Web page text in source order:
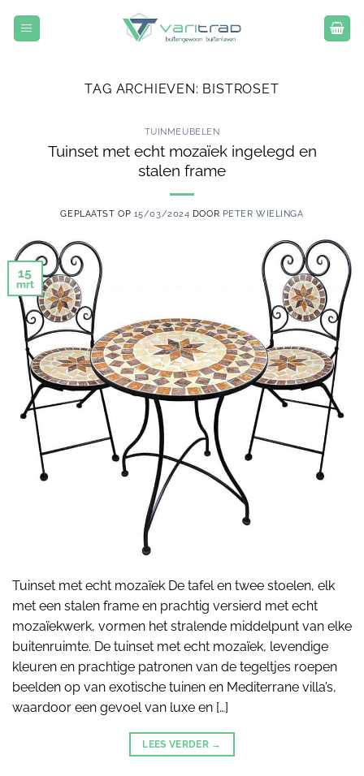
naar
TAG ARCHIEVEN: BISTROSET
TUINMEUBELEN
Tuinset met echt mozaïek ingelegd en
stalen frame
GEPLAATST OP 15/03/2024 DOOR PETER WIELINGA
15
mrt
Tuinset met echt mozaïek De tafel en twee stoelen, elk
met een stalen frame en prachtig versierd met echt
mozaïekwerk, vormen het stralende middelpunt van elke
buitenruimte. De tuinset met echt mozaïek, levendige
kleuren en prachtige patronen van de tegeltjes roepen
beelden op van exotische tuinen en Mediterrane villa’s,
waardoor een gevoel van luxe en […]
LEES VERDER →